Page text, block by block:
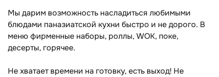
Мы дарим возможность насладиться любимыми
блюдами паназиатской кухни быстро и не дорого. В
меню фирменные наборы, роллы, WOK, поке,
десерты, горячее.
Не хватает времени на готовку, есть выход! Не